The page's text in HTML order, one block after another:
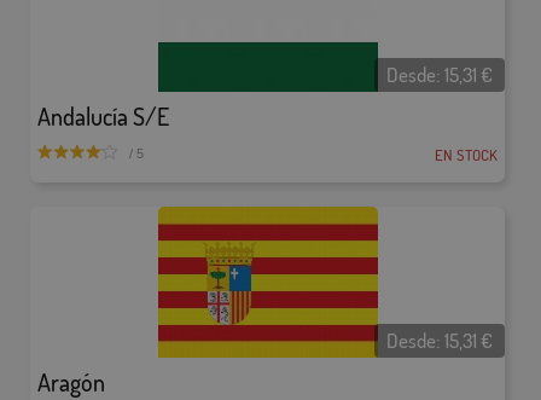
Andalucía S/E
Desde:15,31 €
/ 5 EN STOCK
Aragón
Desde:15,31 €